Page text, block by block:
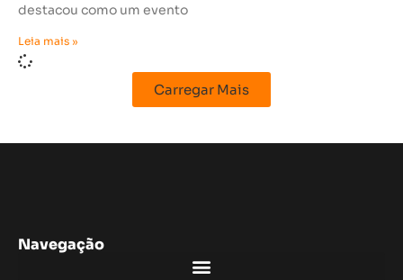
destacou como um evento
Leia mais »
Carregar Mais
Navegação